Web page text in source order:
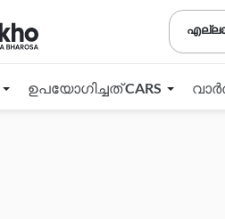
ഉപയോഗിച്ചത് CARS